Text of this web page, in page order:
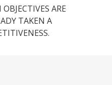
ARE
TAKEN A